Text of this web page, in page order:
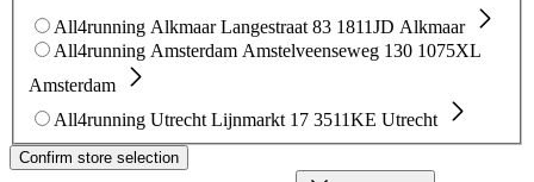
All4running Alkmaar Langestraat 83 1811JD Alkmaar
All4running Amsterdam Amstelveenseweg 130 1075XL
Amsterdam
All4running Utrecht Lijnmarkt 17 3511KE Utrecht
Confirm store selection